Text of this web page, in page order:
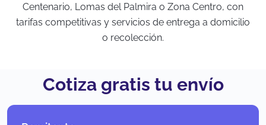
Centenario, Lomas del Palmira o Zona Centro, con
tarifas competitivas y servicios de entrega a domicilio
o recolección.
Cotiza gratis tu envío